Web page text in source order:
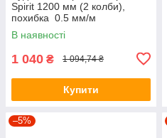
Spirit 1200 мм (2 колби),
похибка 0.5 мм/м
В наявності
1 040 ₴ 1 094,74 ₴
Купити
–5%